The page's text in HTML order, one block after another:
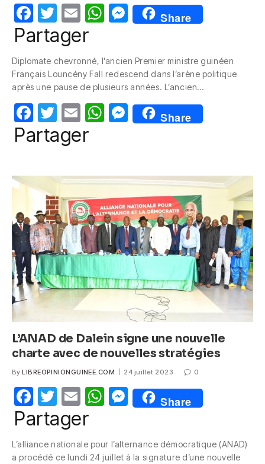
F
a
e
b
o
o
k
T
w
itt
er
E
m
W
s
A
p
p
M
e
e
n
g
er
Share
Partager
Diplomate chevronné, l’ancien Premier ministre guinéen
Français Louncény Fall redescend dans l’arène politique
après une pause de plusieurs années. L’ancien…
F
a
e
b
o
o
k
T
w
itt
er
E
m
W
s
A
p
p
M
e
e
n
g
er
Share
Partager
L’ANAD de Dalein signe une nouvelle
charte avec de nouvelles stratégies
By LIBREOPINIONGUINEE.COM 24 juillet 2023 0
F
a
e
T
w
itt
er
E
m
W
s
M
e
e
Share
Partager
L’alliance nationale pour l’alternance démocratique (ANAD)
a procédé ce lundi 24 juillet à la signature d’une nouvelle